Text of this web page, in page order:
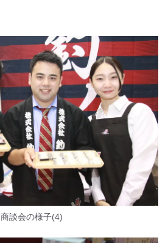
商談会の様子(4)